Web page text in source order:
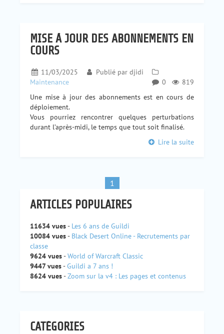
MISE À JOUR DES ABONNEMENTS EN
COURS
11/03/2025 Publié par djidi
Maintenance
819
0
Une mise à jour des abonnements est en cours de
déploiement.
Vous pourriez rencontrer quelques perturbations
durant l’après-midi, le temps que tout soit finalisé.
Lire la suite
1
ARTICLES POPULAIRES
11634 vues- Les 6 ans de Guildi
10084 vues- Black Desert Online - Recrutements par
classe
9624 vues-World of Warcraft Classic
9447 vues-Guildi a 7 ans !
8624 vues-Zoom sur la v4 : Les pages et contenus
CATÉGORIES